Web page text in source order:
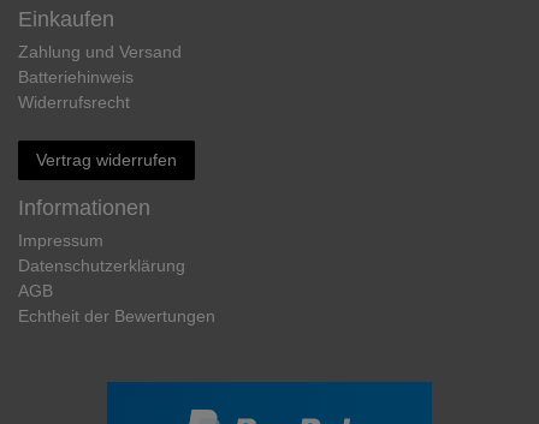
Einkaufen
Zahlung und Versand
Batteriehinweis
Widerrufs­recht
Vertrag widerrufen
Informationen
Impressum
Daten­schutz­erklärung
AGB
Echtheit der Bewertungen